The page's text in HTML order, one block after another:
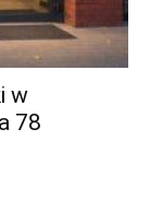
w
78